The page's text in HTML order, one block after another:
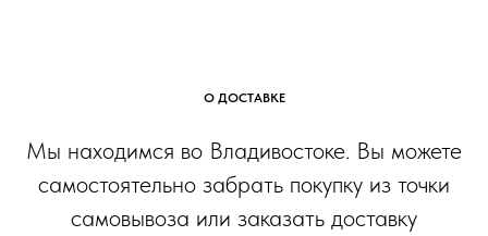
О ДОСТАВКЕ
Мы находимся во Владивостоке. Вы можете
самостоятельно забрать покупку из точки
самовывоза или заказать доставку